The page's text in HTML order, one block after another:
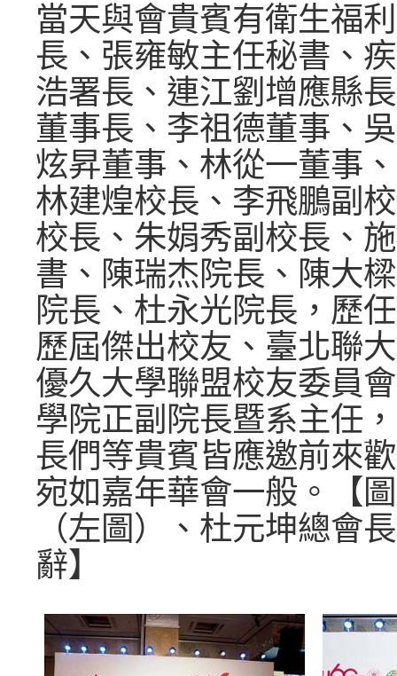
當天與會貴賓有衛生福
長、張雍敏主任秘書、
浩署長、連江劉增應縣
董事長、李祖德董事、
炫昇董事、林從一董事
林建煌校長、李飛鵬副
校長、朱娟秀副校長、
書、陳瑞杰院長、陳大
院長、杜永光院長，歷
歷屆傑出校友、臺北聯
優久大學聯盟校友委員
學院正副院長暨系主任
長們等貴賓皆應邀前來
宛如嘉年華會一般。【
（左圖）、杜元坤總會
辭】